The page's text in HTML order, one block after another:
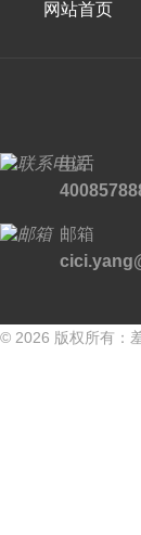
网站首页
电话
邮箱
© 2026 版权所有：